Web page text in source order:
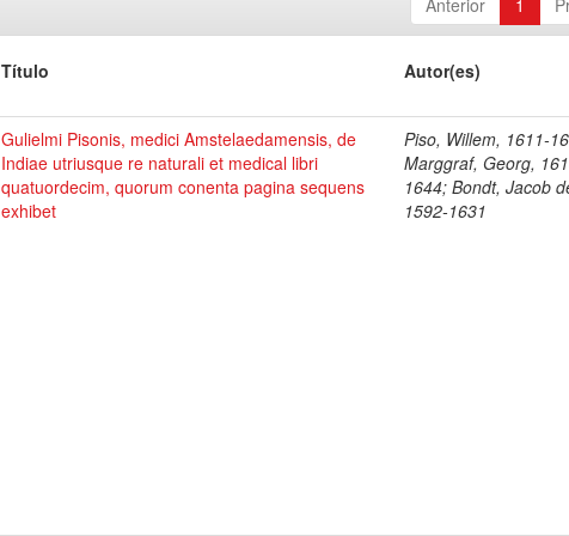
Anterior 1
Título Autor(es)
Gulielmi Pisonis, medici Amstelaedamensis, de
Indiae utriusque re naturali et medical libri
quatuordecim, quorum conenta pagina sequens
exhibet
Piso, Willem, 1611-
Marggraf, Georg,
1644; Bondt, Jacob
1592-1631